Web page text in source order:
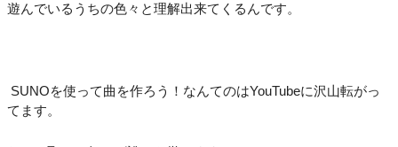
遊んでいるうちの色々と理解出来てくるんです。
SUNOを使って曲を作ろう！なんてのはYouTubeに沢山転がっ
てます。